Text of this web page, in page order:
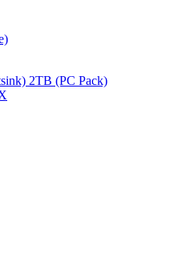
2TB (PC Pack)